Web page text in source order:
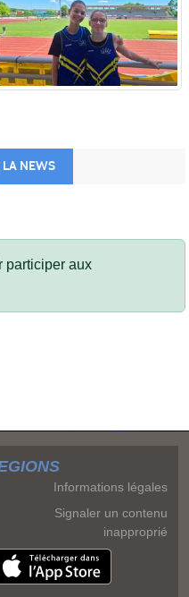
NEWS
participer aux
Informations légales
Signaler un contenu
inapproprié